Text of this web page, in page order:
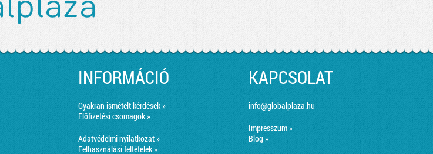
INFORMÁCIÓ
Gyakran ismételt kérdések »
Előfizetési csomagok »
Adatvédelmi nyilatkozat »
Felhasználási feltételek »
KAPCSOLAT
info@globalplaza.hu
Impresszum »
Blog »